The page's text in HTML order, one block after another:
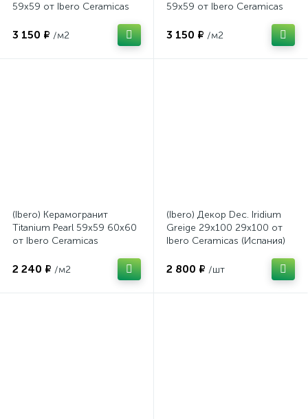
59x59 от Ibero Ceramicas
3 150 ₽ /м2
59x59 от Ibero Ceramicas
3 150 ₽ /м2
(Ibero) Керамогранит
Titanium Pearl 59x59 60x60
от Ibero Ceramicas
2 240 ₽ /м2
(Ibero) Декор Dec. Iridium
Greige 29x100 29x100 от
Ibero Ceramicas (Испания)
2 800 ₽ /шт